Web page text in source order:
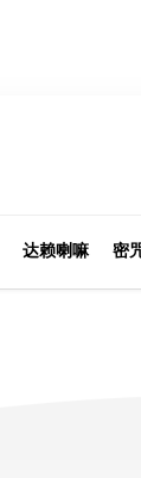
达赖喇嘛 密